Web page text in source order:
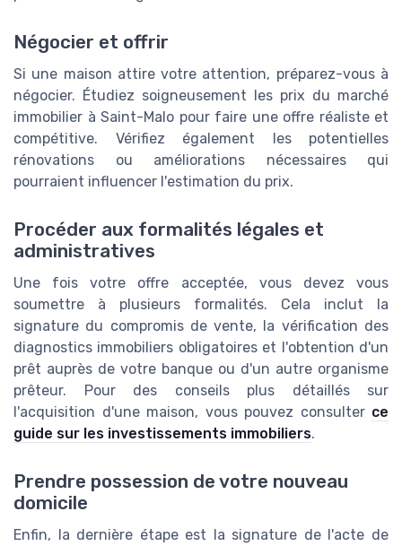
Négocier et offrir
Si une maison attire votre attention, préparez-vous à
négocier. Étudiez soigneusement les prix du marché
immobilier à Saint-Malo pour faire une offre réaliste et
compétitive. Vérifiez également les potentielles
rénovations ou améliorations nécessaires qui
pourraient influencer l'estimation du prix.
Procéder aux formalités légales et
administratives
Une fois votre offre acceptée, vous devez vous
soumettre à plusieurs formalités. Cela inclut la
signature du compromis de vente, la vérification des
diagnostics immobiliers obligatoires et l'obtention d'un
prêt auprès de votre banque ou d'un autre organisme
prêteur. Pour des conseils plus détaillés sur
l'acquisition d'une maison, vous pouvez consulter ce
guide sur les investissements immobiliers.
Prendre possession de votre nouveau
domicile
Enfin, la dernière étape est la signature de l'acte de